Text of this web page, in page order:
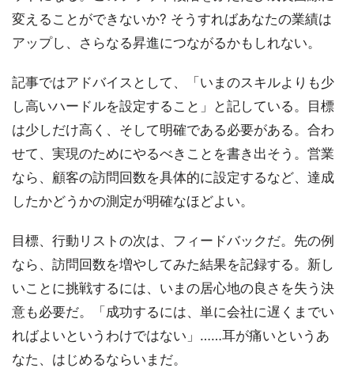
変えることができないか? そうすればあなたの業績は
アップし、さらなる昇進につながるかもしれない。
記事ではアドバイスとして、「いまのスキルよりも少
し高いハードルを設定すること」と記している。目標
は少しだけ高く、そして明確である必要がある。合わ
せて、実現のためにやるべきことを書き出そう。営業
なら、顧客の訪問回数を具体的に設定するなど、達成
したかどうかの測定が明確なほどよい。
目標、行動リストの次は、フィードバックだ。先の例
なら、訪問回数を増やしてみた結果を記録する。新し
いことに挑戦するには、いまの居心地の良さを失う決
意も必要だ。「成功するには、単に会社に遅くまでい
ればよいというわけではない」……耳が痛いというあ
なた、はじめるならいまだ。